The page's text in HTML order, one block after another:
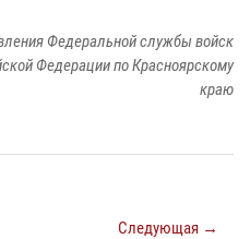
Федеральной службы войск
Федерации по Красноярскому
краю
Следующая →